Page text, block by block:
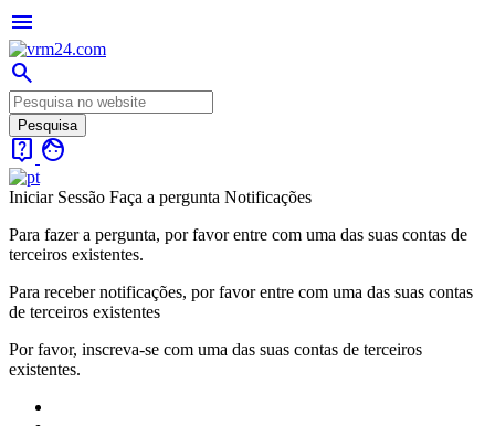
menu
search
live_help face
Iniciar Sessão Faça a pergunta Notificações
Para fazer a pergunta, por favor entre com uma das suas contas de
terceiros existentes.
Para receber notificações, por favor entre com uma das suas contas
de terceiros existentes
Por favor, inscreva-se com uma das suas contas de terceiros
existentes.